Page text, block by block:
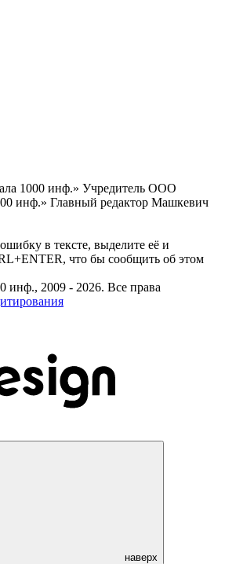
1000 инф.» Учредитель ООО
инф.» Главный редактор Машкевич
в тексте, выделите её и
что бы сообщить об этом
инф., 2009 - 2026. Все права
наверх